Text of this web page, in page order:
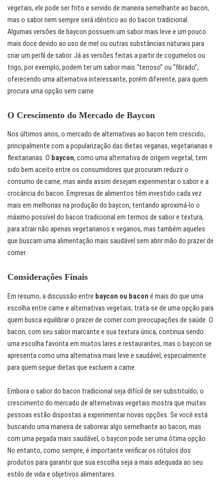
vegetais, ele pode ser frito e servido de maneira semelhante ao bacon,
mas o sabor nem sempre será idêntico ao do bacon tradicional.
Algumas versões de baycon possuem um sabor mais leve e um pouco
mais doce devido ao uso de mel ou outras substâncias naturais para
criar um perfil de sabor. Já as versões feitas a partir de cogumelos ou
trigo, por exemplo, podem ter um sabor mais “terroso” ou “fibrado”,
oferecendo uma alternativa interessante, porém diferente, para quem
procura uma opção sem carne.
O Crescimento do Mercado de Baycon
Nos últimos anos, o mercado de alternativas ao bacon tem crescido,
principalmente com a popularização das dietas veganas, vegetarianas e
flexitarianas. O baycon, como uma alternativa de origem vegetal, tem
sido bem aceito entre os consumidores que procuram reduzir o
consumo de carne, mas ainda assim desejam experimentar o sabor e a
crocância do bacon. Empresas de alimentos têm investido cada vez
mais em melhorias na produção do baycon, tentando aproximá-lo o
máximo possível do bacon tradicional em termos de sabor e textura,
para atrair não apenas vegetarianos e veganos, mas também aqueles
que buscam uma alimentação mais saudável sem abrir mão do prazer de
comer.
Considerações Finais
Em resumo, a discussão entre baycon ou bacon é mais do que uma
escolha entre carne e alternativas vegetais; trata-se de uma opção para
quem busca equilibrar o prazer de comer com preocupações de saúde. O
bacon, com seu sabor marcante e sua textura única, continua sendo
uma escolha favorita em muitos lares e restaurantes, mas o baycon se
apresenta como uma alternativa mais leve e saudável, especialmente
para quem segue dietas que excluem a carne.
Embora o sabor do bacon tradicional seja difícil de ser substituído, o
crescimento do mercado de alternativas vegetais mostra que muitas
pessoas estão dispostas a experimentar novas opções. Se você está
buscando uma maneira de saborear algo semelhante ao bacon, mas
com uma pegada mais saudável, o baycon pode ser uma ótima opção.
No entanto, como sempre, é importante verificar os rótulos dos
produtos para garantir que sua escolha seja a mais adequada ao seu
estilo de vida e objetivos alimentares.